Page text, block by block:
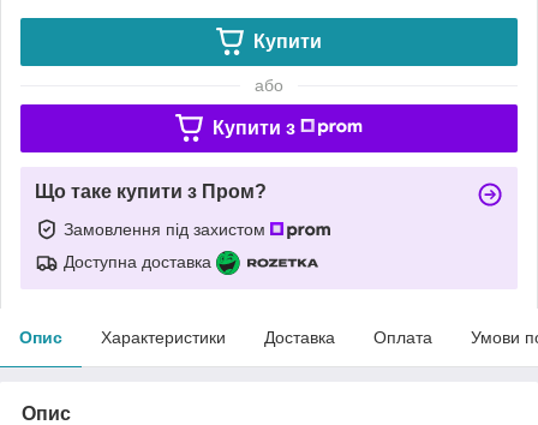
Купити
або
Купити з
Що таке купити з Пром?
Замовлення під захистом
Доступна доставка
Опис Характеристики Доставка Оплата Умови
Опис